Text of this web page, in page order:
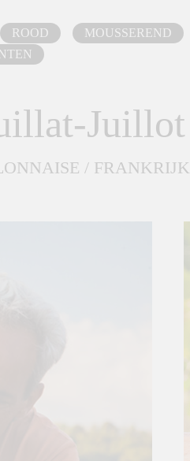
ROOD MOUSSEREND
Juillot
/ FRANKRIJK